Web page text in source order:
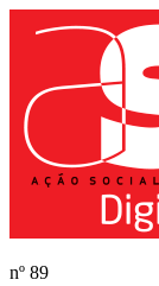
nº 89